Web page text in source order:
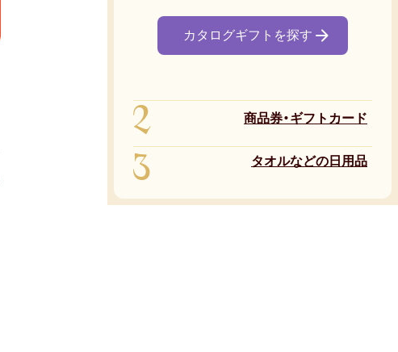
カタログギフトを探す
2 商品券・ギフトカード
3 タオルなどの日用品